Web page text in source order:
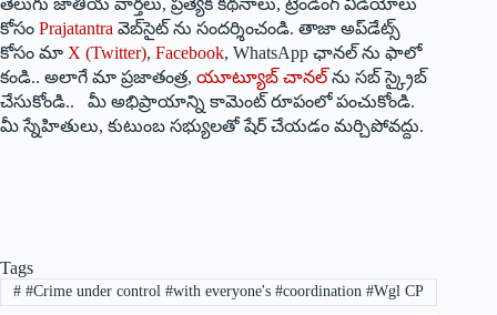
తెలుగు జాతీయ వార్తలు, ప్రత్యేక కథనాలు, ట్రెండింగ్ వీడియోలు
కోసం Prajatantra వెబ్‌సైట్ ను సందర్శించండి. తాజా అప్‌డేట్స్
కోసం మా X (Twitter), Facebook, WhatsApp ఛానల్ ను ఫాలో
కండి.. అలాగే మా ప్రజాతంత్ర, యూట్యూబ్ చానల్ ను సబ్ స్క్రైబ్
చేసుకోండి.. మీ అభిప్రాయాన్ని కామెంట్ రూపంలో పంచుకోండి.
మీ స్నేహితులు, కుటుంబ సభ్యులతో షేర్ చేయడం మర్చిపోవద్దు.
Tags
##Crime under control #with everyone's #coordination #Wgl CP